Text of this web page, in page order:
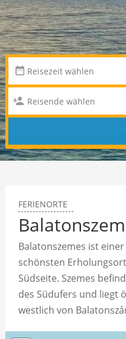
FERIENORTE
Balatonszemes ist
schönsten
Südseite. Szemes
des Südufers und liegt
westlich von